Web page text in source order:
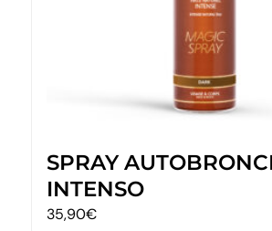
SPRAY
INTENSO
35,90€